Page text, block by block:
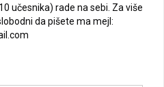
učesnika) rade na sebi. Za više
da pišete ma mejl: